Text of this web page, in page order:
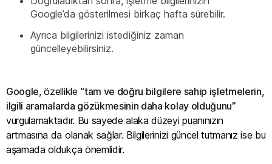
Google’da gösterilmesi birkaç hafta sürebilir.
Ayrıca bilgilerinizi istediğiniz zaman
güncelleyebilirsiniz.
Google, özellikle “tam ve doğru bilgilere sahip işletmelerin,
ilgili aramalarda gözükmesinin daha kolay olduğunu”
vurgulamaktadır. Bu sayede alaka düzeyi puanınızın
artmasına da olanak sağlar. Bilgilerinizi güncel tutmanız ise bu
aşamada oldukça önemlidir.